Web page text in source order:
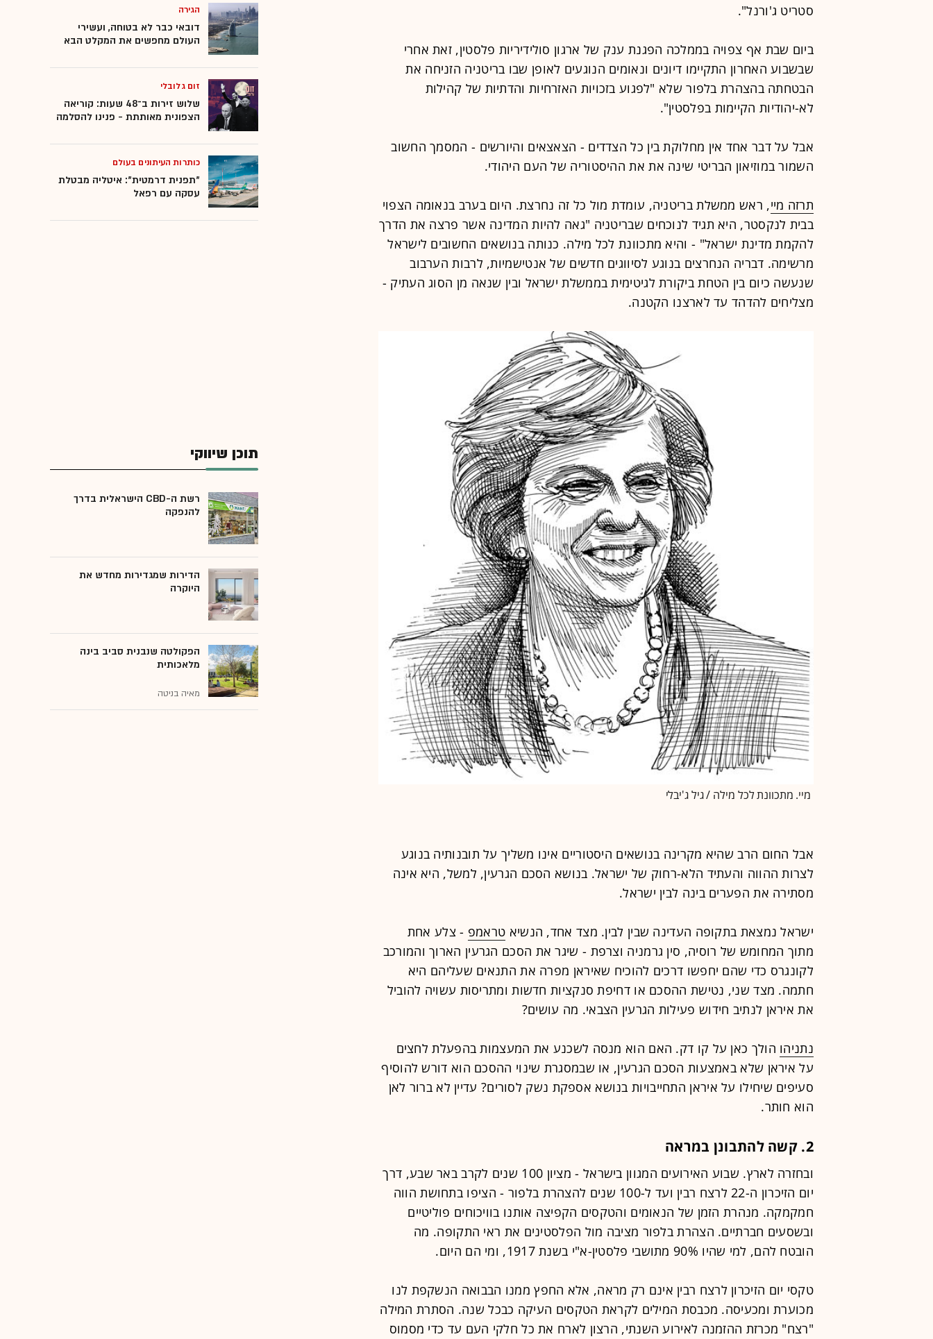
סטריט ג'ורנל".
ביום שבת אף צפויה בממלכה הפגנת ענק של ארגון סולידיריות פלסטין, זאת אחרי
שבשבוע האחרון התקיימו דיונים ונאומים הנוגעים לאופן שבו בריטניה הזניחה את
הבטחתה בהצהרת בלפור שלא "לפגוע בזכויות האזרחיות והדתיות של קהילות
לא-יהודיות הקיימות בפלסטין".
אבל על דבר אחד אין מחלוקת בין כל הצדדים - הצאצאים והיורשים - המסמך החשוב
השמור במוזיאון הבריטי שינה את את ההיסטוריה של העם היהודי.
תרזה מיי, ראש ממשלת בריטניה, עומדת מול כל זה נחרצת. היום בערב בנאומה הצפוי
בבית לנקסטר, היא תגיד לנוכחים שבריטניה "גאה להיות המדינה אשר פרצה את הדרך
להקמת מדינת ישראל" - והיא מתכוונת לכל מילה. כנותה בנושאים החשובים לישראל
מרשימה. דבריה הנחרצים בנוגע לסיווגים חדשים של אנטישמיות, לרבות הערבוב
שנעשה כיום בין הטחת ביקורת לגיטימית בממשלת ישראל ובין שנאה מן הסוג העתיק -
מצליחים להדהד עד לארצנו הקטנה.
מיי. מתכוונת לכל מילה / גיל ג'יבלי
אבל החום הרב שהיא מקרינה בנושאים היסטוריים אינו משליך על תובנותיה בנוגע
לצרות ההווה והעתיד הלא-רחוק של ישראל. בנושא הסכם הגרעין, למשל, היא אינה
מסתירה את הפערים בינה לבין ישראל.
ישראל נמצאת בתקופה העדינה שבין לבין. מצד אחד, הנשיא טראמפ - צלע אחת
מתוך המחומש של רוסיה, סין גרמניה וצרפת - שיגר את הסכם הגרעין הארוך והמורכב
לקונגרס כדי שהם יחפשו דרכים להוכיח שאיראן מפרה את התנאים שעליהם היא
חתמה. מצד שני, נטישת ההסכם או דחיפת סנקציות חדשות ומתריסות עשויה להוביל
את איראן לנתיב חידוש פעילות הגרעין הצבאי. מה עושים?
נתניהו הולך כאן על קו דק. האם הוא מנסה לשכנע את המעצמות בהפעלת לחצים
על איראן שלא באמצעות הסכם הגרעין, או שבמסגרת שינוי ההסכם הוא דורש להוסיף
סעיפים שיחילו על איראן התחייבויות בנושא אספקת נשק לסורים? עדיין לא ברור לאן
הוא חותר.
2. קשה להתבונן במראה
ובחזרה לארץ. שבוע האירועים המגוון בישראל - מציון 100 שנים לקרב באר שבע, דרך
יום הזיכרון ה-22 לרצח רבין ועד ל-100 שנים להצהרת בלפור - הציפו בתחושת הווה
חמקמקה. מנהרת הזמן של הנאומים והטקסים הקפיצה אותנו בוויכוחים פוליטיים
ובשסעים חברתיים. הצהרת בלפור מציבה מול הפלסטינים את ראי התקופה. מה
הובטח להם, למי שהיו 90% מתושבי פלסטין-א"י בשנת 1917, ומי הם היום.
טקסי יום הזיכרון לרצח רבין אינם רק מראה, אלא החפץ ממנו הבבואה הנשקפת לנו
מכוערת ומכעיסה. מכבסת המילים לקראת הטקסים העיקה כבכל שנה. הסתרת המילה
"רצח" מכרזת ההזמנה לאירוע השנתי, הרצון לארח את כל חלקי העם עד כדי מסמוס
הגירה
דובאי כבר לא בטוחה, ועשירי
העולם מחפשים את המקלט הבא
זום גלובלי
שלוש זירות ב־48 שעות: קוריאה
הצפונית מאותתת - פנינו להסלמה
כותרות העיתונים בעולם
"תפנית דרמטית": איטליה מבטלת
עסקה עם רפאל
תוכן שיווקי
רשת ה-CBD הישראלית בדרך
להנפקה
הדירות שמגדירות מחדש את
היוקרה
הפקולטה שנבנית סביב בינה
מלאכותית
מאיה בניטה